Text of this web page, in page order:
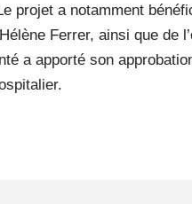
a notamment
Ferrer, ainsi que de
a apporté son